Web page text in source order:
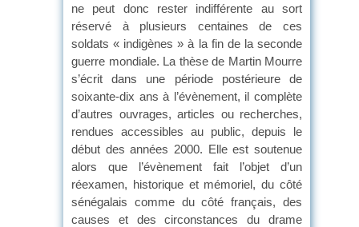
ne peut donc rester indifférente au sort
réservé à plusieurs centaines de ces
soldats « indigènes » à la fin de la seconde
guerre mondiale. La thèse de Martin Mourre
s’écrit dans une période postérieure de
soixante-dix ans à l’évènement, il complète
d’autres ouvrages, articles ou recherches,
rendues accessibles au public, depuis le
début des années 2000. Elle est soutenue
alors que l’évènement fait l’objet d’un
réexamen, historique et mémoriel, du côté
sénégalais comme du côté français, des
causes et des circonstances du drame